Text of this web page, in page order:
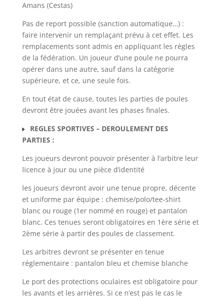
Amans (Cestas)
Pas de report possible (sanction automatique…) :
faire intervenir un remplaçant prévu à cet effet. Les
remplacements sont admis en appliquant les règles
de la fédération. Un joueur d’une poule ne pourra
opérer dans une autre, sauf dans la catégorie
supérieure, et ce, une seule fois.
En tout état de cause, toutes les parties de poules
devront être jouées avant les phases finales.
REGLES SPORTIVES – DEROULEMENT DES
PARTIES :
Les joueurs devront pouvoir présenter à l’arbitre leur
licence à jour ou une pièce d’identité
les joueurs devront avoir une tenue propre, décente
et uniforme par équipe : chemise/polo/tee-shirt
blanc ou rouge (1er nommé en rouge) et pantalon
blanc. Ces tenues seront obligatoires en 1ère série et
2ème série à partir des poules de classement.
Les arbitres devront se présenter en tenue
réglementaire : pantalon bleu et chemise blanche
Le port des protections oculaires est obligatoire pour
les avants et les arrières. Si ce n’est pas le cas le